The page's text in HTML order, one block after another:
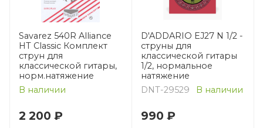
Savarez 540R Alliance
HT Classic Комплект
струн для
классической гитары,
норм.натяжение
В наличии
2 200 ₽
D'ADDARIO EJ27 N 1/2 -
струны для
классической гитары
1/2, нормальное
натяжение
DNT-29529
В наличии
990 ₽